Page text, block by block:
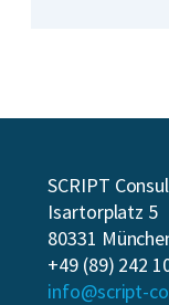
SCRIPT
Isartorplatz 5
80331
+49 (89) 242
info@script-